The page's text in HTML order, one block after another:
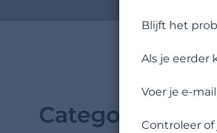
Categorieën
Blijft het
Als je eerder
Voer je e-
Controleer